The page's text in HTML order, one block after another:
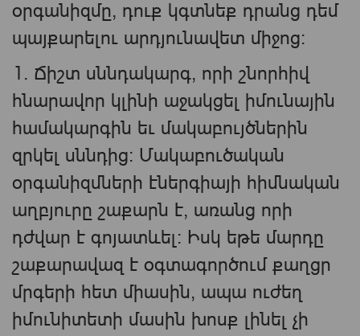
օրգանիզմը, դուք կգտնեք դրանց դեմ
պայքարելու արդյունավետ միջոց։
1. Ճիշտ սննդակարգ, որի շնորհիվ
հնարավոր կլինի աջակցել իմունային
համակարգին եւ մակաբույծներին
զրկել սննդից։ Մակաբուծական
օրգանիզմների էներգիայի հիմնական
աղբյուրը շաքարն է, առանց որի
դժվար է գոյատևել։ Իսկ եթե մարդը
շաքարավազ է օգտագործում քաղցր
մրգերի հետ միասին, ապա ուժեղ
իմունիտետի մասին խոսք լինել չի